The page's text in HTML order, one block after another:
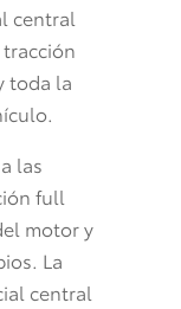
central
toda la
las
full
motor y
La
central